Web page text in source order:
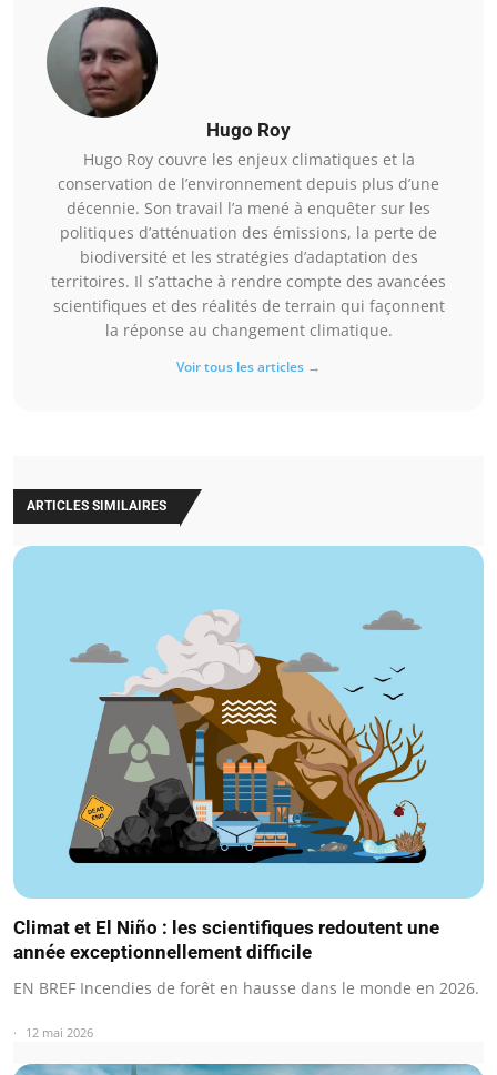
Hugo Roy
Hugo Roy couvre les enjeux climatiques et la
conservation de l’environnement depuis plus d’une
décennie. Son travail l’a mené à enquêter sur les
politiques d’atténuation des émissions, la perte de
biodiversité et les stratégies d’adaptation des
territoires. Il s’attache à rendre compte des avancées
scientifiques et des réalités de terrain qui façonnent
la réponse au changement climatique.
Voir tous les articles →
ARTICLES SIMILAIRES
Climat et El Niño : les scientifiques redoutent une
année exceptionnellement difficile
EN BREF Incendies de forêt en hausse dans le monde en 2026.
12 mai 2026